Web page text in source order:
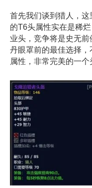
首先我们谈到猎人，这
的T6头属性实在是稀
业头，竞争将是史无
丹眼罩前的最佳选择
属性，非常完美的一个